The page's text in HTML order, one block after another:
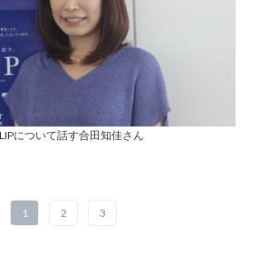
について話す合田知佳さん
1 2 3